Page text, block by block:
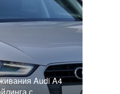
Audi A4
с